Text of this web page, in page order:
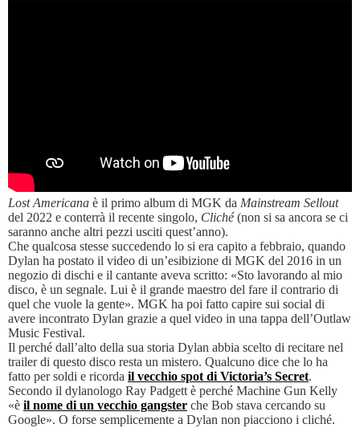
Lost Americana è il primo album di MGK da Mainstream Sellout
del 2022 e conterrà il recente singolo, Cliché(non si sa ancora se ci
saranno anche altri pezzi usciti quest’anno).
Che qualcosa stesse succedendo lo si era capito a febbraio, quando
Dylan ha postato il video di un’esibizione di MGK del 2016 in un
negozio di dischi e il cantante aveva scritto: «Sto lavorando al mio
disco, è un segnale. Lui è il grande maestro del fare il contrario di
quel che vuole la gente». MGK ha poi fatto capire sui social di
avere incontrato Dylan grazie a quel video in una tappa dell’Outlaw
Music Festival.
Il perché dall’alto della sua storia Dylan abbia scelto di recitare nel
trailer di questo disco resta un mistero. Qualcuno dice che lo ha
fatto per soldi e ricorda il vecchio spot di Victoria’s Secret.
Secondo il dylanologo Ray Padgett è perché Machine Gun Kelly
«è il nome di un vecchio gangster che Bob stava cercando su
Google». O forse semplicemente a Dylan non piacciono i cliché.